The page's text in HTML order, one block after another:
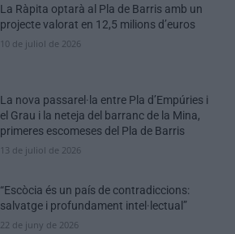
La Ràpita optarà al Pla de Barris amb un
projecte valorat en 12,5 milions d’euros
10 de juliol de 2026
La nova passarel·la entre Pla d’Empúries i
el Grau i la neteja del barranc de la Mina,
primeres escomeses del Pla de Barris
13 de juliol de 2026
“Escòcia és un país de contradiccions:
salvatge i profundament intel·lectual”
22 de juny de 2026